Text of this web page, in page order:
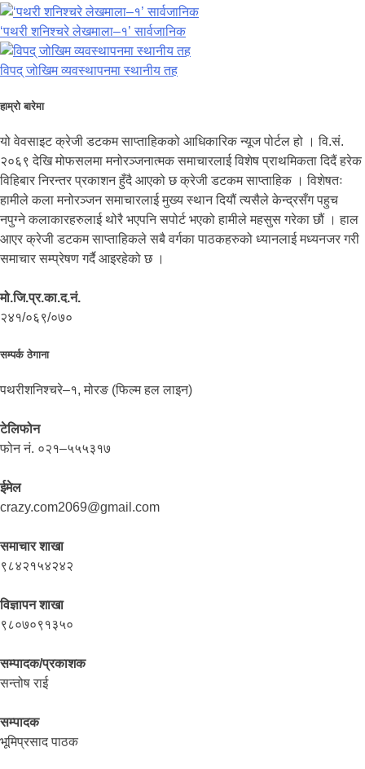
‘पथरी शनिश्चरे लेखमाला–१’ सार्वजानिक
विपद् जोखिम व्यवस्थापनमा स्थानीय तह
हाम्रो बारेमा
यो वेवसाइट क्रेजी डटकम साप्ताहिकको आधिकारिक न्यूज पोर्टल हो । वि.सं.
२०६९ देखि मोफसलमा मनोरञ्जनात्मक समाचारलाई विशेष प्राथमिकता दिदैं हरेक
विहिबार निरन्तर प्रकाशन हुँदै आएको छ क्रेजी डटकम साप्ताहिक । विशेषतः
हामीले कला मनोरञ्जन समाचारलाई मुख्य स्थान दियौं त्यसैले केन्द्रसँग पहुच
नपुग्ने कलाकारहरुलाई थोरै भएपनि सपोर्ट भएको हामीले महसुस गरेका छौं । हाल
आएर क्रेजी डटकम साप्ताहिकले सबै वर्गका पाठकहरुको ध्यानलाई मध्यनजर गरी
समाचार सम्प्रेषण गर्दै आइरहेको छ ।
मो.जि.प्र.का.द.नं.
२४१/०६९/०७०
सम्पर्क ठेगाना
पथरीशनिश्चरे–१, मोरङ (फिल्म हल लाइन)
टेलिफोन
फोन नं. ०२१–५५५३१७
ईमेल
crazy.com2069@gmail.com
समाचार शाखा
९८४२१५४२४२
विज्ञापन शाखा
९८०७०९१३५०
सम्पादक/प्रकाशक
सन्तोष राई
सम्पादक
भूमिप्रसाद पाठक